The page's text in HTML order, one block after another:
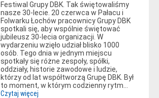
Festiwal Grupy DBK. Tak świętowaliśmy
nasze 30-lecie. 20 czerwca w Pałacu i
Folwarku Łochów pracownicy Grupy DBK
spotkali się, aby wspólnie świętować
jubileusz 30-lecia organizacji. W
wydarzeniu wzięło udział blisko 1000
osób. Tego dnia w jednym miejscu
spotkały się różne zespoły, spółki,
oddziały, historie zawodowe i ludzie,
którzy od lat współtworzą Grupę DBK. Był
to moment, w którym codzienny rytm…
Czytaj więcej